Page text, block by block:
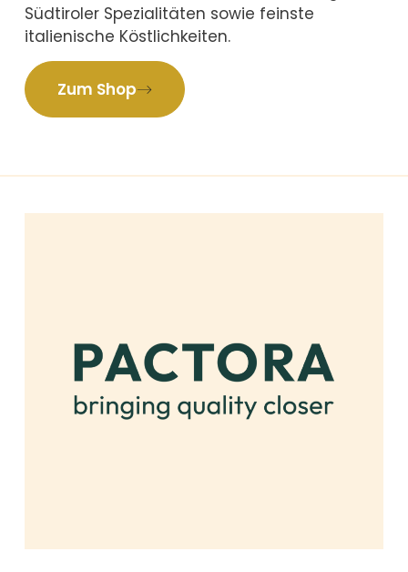
Südtiroler Spezialitäten sowie feinste
italienische Köstlichkeiten.
Zum Shop